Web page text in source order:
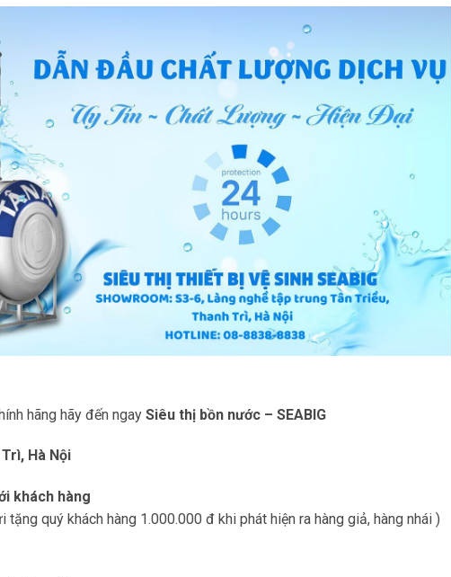
hãng hãy đến ngay Siêu thị bồn nước – SEABIG
Hà Nội
khách hàng
quý khách hàng 1.000.000 đ khi phát hiện ra hàng giả, hàng nhái )